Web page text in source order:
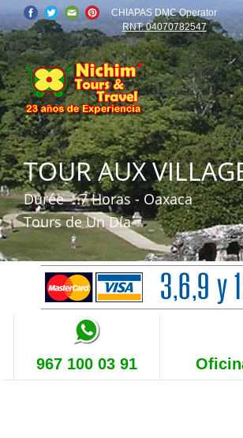
CHIAPAS DMC Operator
RNT: 04070782547
TOUR AUX
Durée : 7 Horas - Oaxaca
Tours de Un Día
967 100 03 91